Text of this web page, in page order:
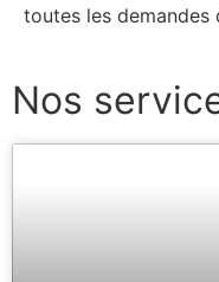
Nos
toutes les demandes